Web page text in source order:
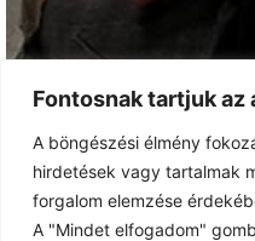
Fontosnak tartjuk
A böngészési élmény
hirdetések vagy tartalmak
forgalom elemzése
A "Mindet elfogadom"